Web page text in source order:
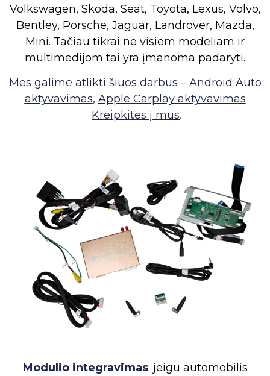
Volkswagen, Skoda, Seat, Toyota, Lexus, Volvo,
Bentley, Porsche, Jaguar, Landrover, Mazda,
Mini. Tačiau tikrai ne visiem modeliam ir
multimedijom tai yra įmanoma padaryti.
Mes galime atlikti šiuos darbus – Android Auto
aktyvavimas, Apple Carplay aktyvavimas
Kreipkites į mus.
Modulio integravimas: jeigu automobilis